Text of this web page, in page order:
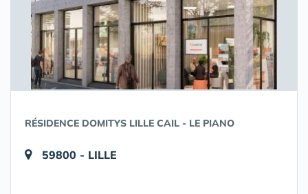
RÉSIDENCE DOMITYS LILLE CAIL - LE PIANO
59800 - LILLE